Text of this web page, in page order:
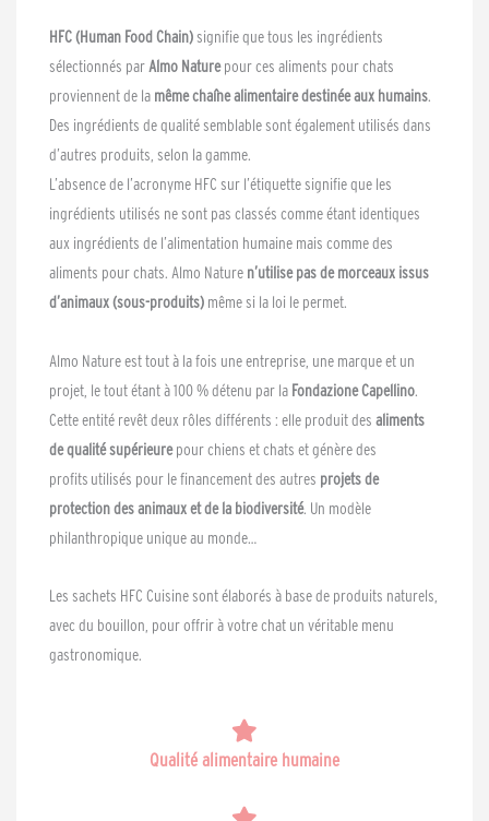
HFC (Human Food Chain)signifie que tous les ingrédients
sélectionnés par Almo Naturepour ces aliments pour chats
proviennent de la même chaîne alimentaire destinée aux humains.
Des ingrédients de qualité semblable sont également utilisés dans
d’autres produits, selon la gamme.
L’absence de l’acronyme HFC sur l’étiquette signifie que les
ingrédients utilisés ne sont pas classés comme étant identiques
aux ingrédients de l’alimentation humaine mais comme des
aliments pour chats. Almo Nature n’utilise pas de morceaux issus
d’animaux (sous-produits) même si la loi le permet.
Almo Nature est tout à la fois une entreprise, une marque et un
projet, le tout étant à 100 % détenu par la Fondazione Capellino.
Cette entité revêt deux rôles différents : elle produit des aliments
de qualité supérieurepour chiens et chats et génère des
profits utilisés pour le financement des autres projets de
protection des animaux et de la biodiversité. Un modèle
philanthropique unique au monde…
Les sachets HFC Cuisine sont élaborés à base de produits naturels,
avec du bouillon, pour offrir à votre chat un véritable menu
gastronomique.
Qualité alimentaire humaine